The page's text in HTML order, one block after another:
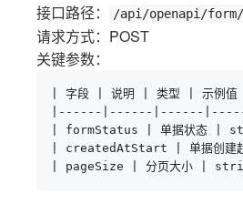
接口路径：
/api/openapi/
请求方式：POST
关键参数：
| 字段 | 说明 | 类型 | 示例值
|------|------|------
| formStatus | 单据状态 |
| createdAtStart | 单据创
| pageSize | 分页大小 |